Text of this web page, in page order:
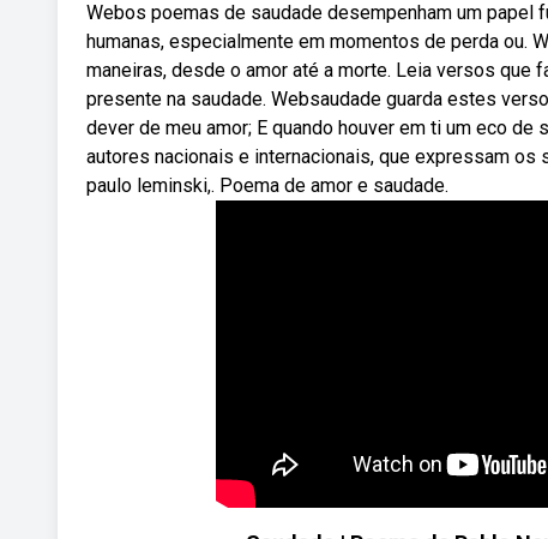
Webos poemas de saudade desempenham um
humanas, especialmente em momentos de perda ou.
maneiras, desde o amor até a morte. Leia versos que
presente na saudade. Websaudade guarda estes
dever de meu amor; E quando houver em ti um eco
autores nacionais e internacionais, que expressam
paulo leminski,. Poema de amor e saudade.